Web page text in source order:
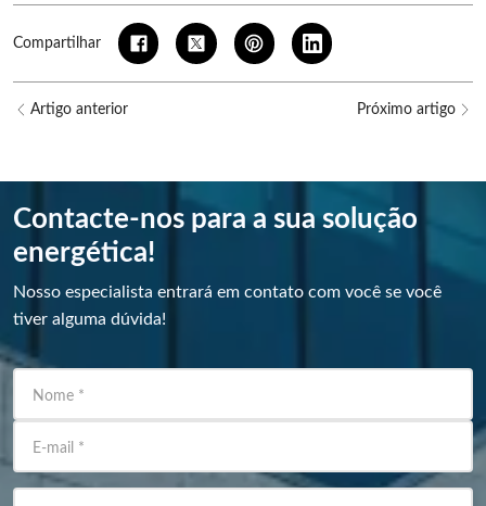
Compartilhar
Artigo anterior Próximo artigo
Contacte-nos para a sua solução
energética!
Nosso especialista entrará em contato com você se você
tiver alguma dúvida!
Nome *
E-mail *